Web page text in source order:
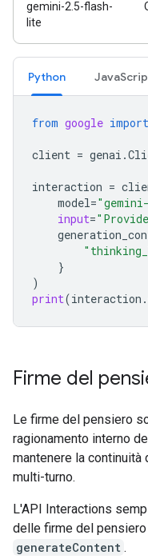
gemini-2.5-flash-
lite
Python
from google import
client = genai .
interaction =
model=
input=
}
)
print(interaction .
Firme del
Le firme del pensiero
ragionamento interno
mantenere la
multi-turno.
L'API Interactions
delle firme del
generateContent .